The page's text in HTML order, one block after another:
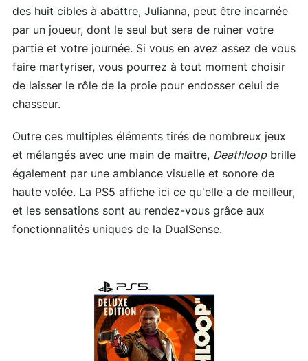
des huit cibles à abattre, Julianna, peut être incarnée
par un joueur, dont le seul but sera de ruiner votre
partie et votre journée. Si vous en avez assez de vous
faire martyriser, vous pourrez à tout moment choisir
de laisser le rôle de la proie pour endosser celui de
chasseur.
Outre ces multiples éléments tirés de nombreux jeux
et mélangés avec une main de maître, Deathloopbrille
également par une ambiance visuelle et sonore de
haute volée. La PS5 affiche ici ce qu'elle a de meilleur,
et les sensations sont au rendez-vous grâce aux
fonctionnalités uniques de la DualSense.